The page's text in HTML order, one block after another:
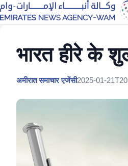
भारत हीरे के
अमीरात समाचार एजेंसी2025-01-